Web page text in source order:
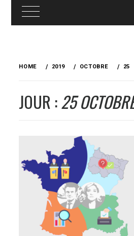
HOME 2019 OCTOBRE 25
JOUR :25